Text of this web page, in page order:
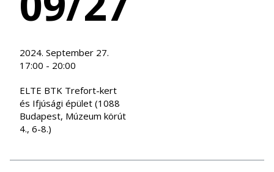
2024. September 27.
17:00 - 20:00
ELTE BTK Trefort-kert
és Ifjúsági épület (1088
Budapest, Múzeum körút
4., 6-8.)